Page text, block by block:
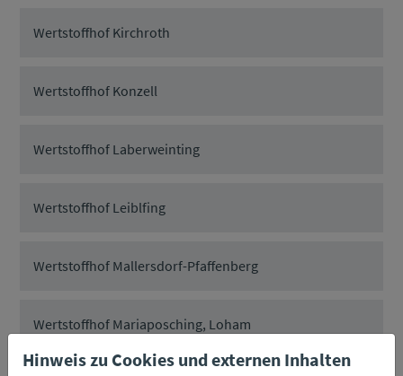
Wertstoffhof Kirchroth
Wertstoffhof Konzell
Wertstoffhof Laberweinting
Wertstoffhof Leiblfing
Wertstoffhof Mallersdorf-Pfaffenberg
Wertstoffhof Mariaposching, Loham
Hinweis zu Cookies und externen Inhalten